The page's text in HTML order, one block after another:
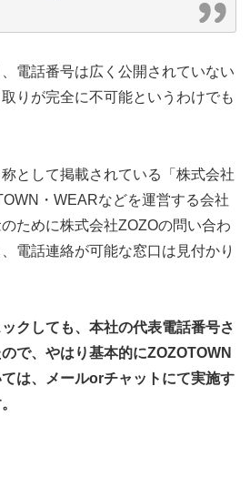
電話番号は広く公開されていない
りが完全に不可能というわけでも
として掲載されている「株式会社
・WEARなどを運営する会社
ために株式会社ZOZOの問い合わ
電話連絡が可能な窓口は見付かり
クしても、本社の代表電話番号さ
で、やはり基本的にZOZOTOWN
は、メールorチャットにて実施す